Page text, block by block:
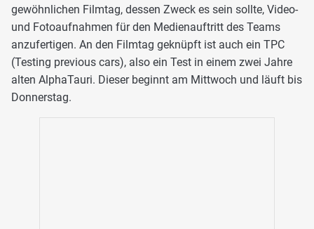
gewöhnlichen Filmtag, dessen Zweck es sein sollte, Video-
und Fotoaufnahmen für den Medienauftritt des Teams
anzufertigen. An den Filmtag geknüpft ist auch ein TPC
(Testing previous cars), also ein Test in einem zwei Jahre
alten AlphaTauri. Dieser beginnt am Mittwoch und läuft bis
Donnerstag.